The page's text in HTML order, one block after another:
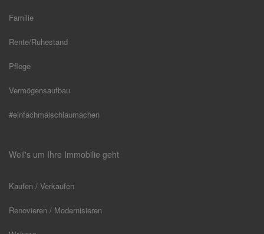
Familie
Rente/Ruhestand
Pflege
Vermögensaufbau
#einfachmalschlaumachen
Weil's um Ihre Immobilie geht
Kaufen / Verkaufen
Renovieren / Modernisieren